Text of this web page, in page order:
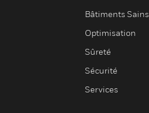
Bâtiments Sains
Optimisation
Sûreté
Sécurité
Services